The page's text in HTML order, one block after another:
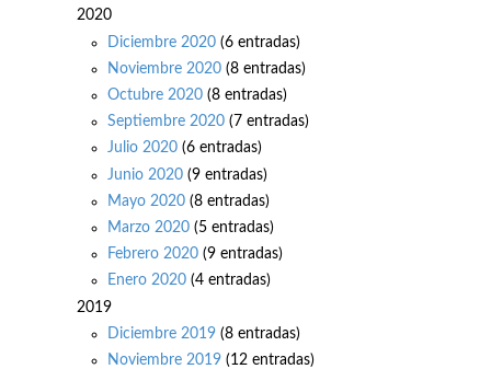
2020
Diciembre 2020 (6 entradas)
Noviembre 2020 (8 entradas)
Octubre 2020 (8 entradas)
Septiembre 2020 (7 entradas)
Julio 2020 (6 entradas)
Junio 2020 (9 entradas)
Mayo 2020 (8 entradas)
Marzo 2020 (5 entradas)
Febrero 2020 (9 entradas)
Enero 2020 (4 entradas)
2019
Diciembre 2019 (8 entradas)
Noviembre 2019 (12 entradas)